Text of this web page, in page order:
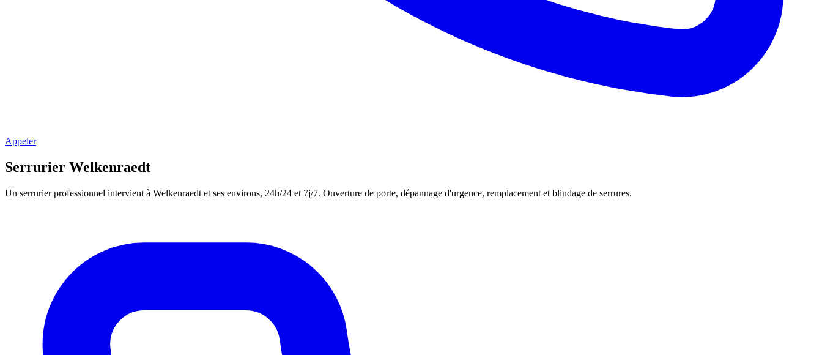
Appeler
Serrurier Welkenraedt
Un serrurier professionnel intervient à Welkenraedt et ses environs, 24h/24 et 7j/7. Ouverture de porte, dépannage d'urgence, remplacement et blindage de serrures.